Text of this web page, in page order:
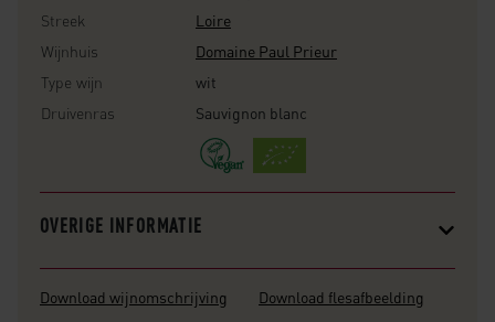
Streek
Loire
Wijnhuis
Domaine Paul Prieur
Type wijn
wit
Druivenras
Sauvignon blanc
OVERIGE INFORMATIE
Download wijnomschrijving Download flesafbeelding